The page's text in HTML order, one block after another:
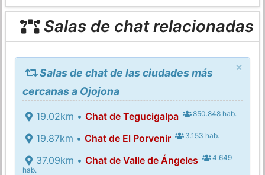
Salas de chat relacionadas
×
Salas de chat de las ciudades más
cercanas a Ojojona
19.02km • Chat de Tegucigalpa 850.848 hab.
19.87km • Chat de El Porvenir 3.153 hab.
37.09km • Chat de Valle de Ángeles
4.649
hab.